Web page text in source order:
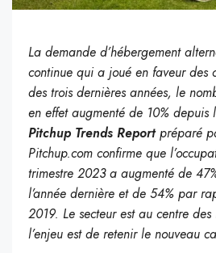
La demande d’hébergement
continue qui a joué en faveur des
des trois dernières années, le
en effet augmenté de 10% depuis
Pitchup Trends Reportpréparé
Pitchup.com confirme que
trimestre 2023 a augmenté de
l’année dernière et de 54% par
2019. Le secteur est au centre des
l’enjeu est de retenir le nouveau